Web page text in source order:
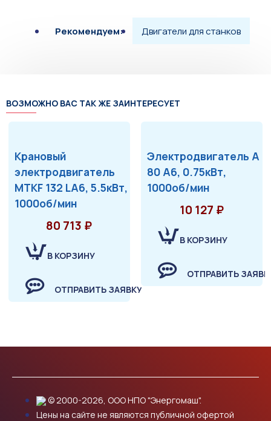
Рекомендуем: Двигатели для станков
ВОЗМОЖНО ВАС ТАК ЖЕ ЗАИНТЕРЕСУЕТ
Крановый
электродвигатель
MTKF 132 LA6, 5.5кВт,
1000об/мин
80 713 ₽
В КОРЗИНУ
ОТПРАВИТЬ ЗАЯВКУ
Электродвигатель А
80 А6, 0.75кВт,
1000об/мин
10 127 ₽
В КОРЗИНУ
ОТПРАВИТЬ
© 2000-2026, ООО НПО "Энергомаш".
Цены на сайте не являются публичной офертой